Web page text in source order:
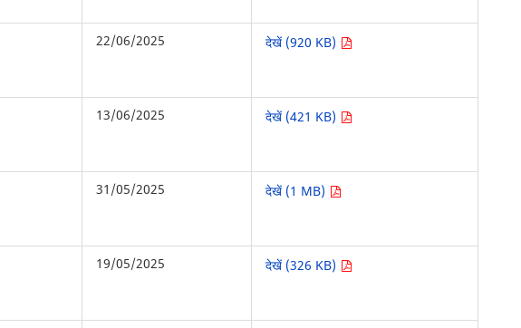
22/06/2025 देखें (920 KB)
13/06/2025 देखें (421 KB)
31/05/2025 देखें (1 MB)
19/05/2025 देखें (326 KB)